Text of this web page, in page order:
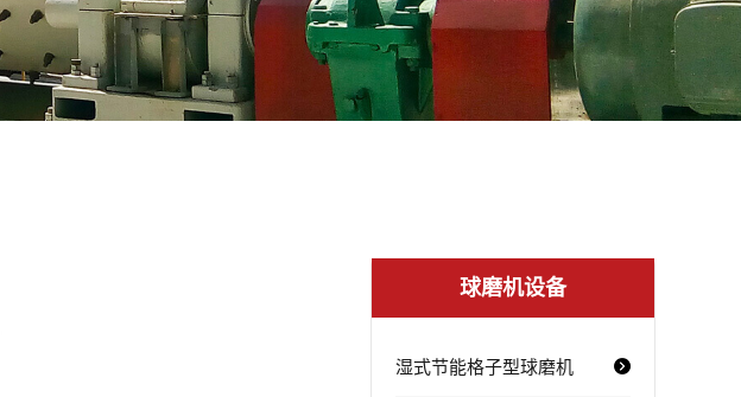
球磨机设备
湿式节能格子型球磨机